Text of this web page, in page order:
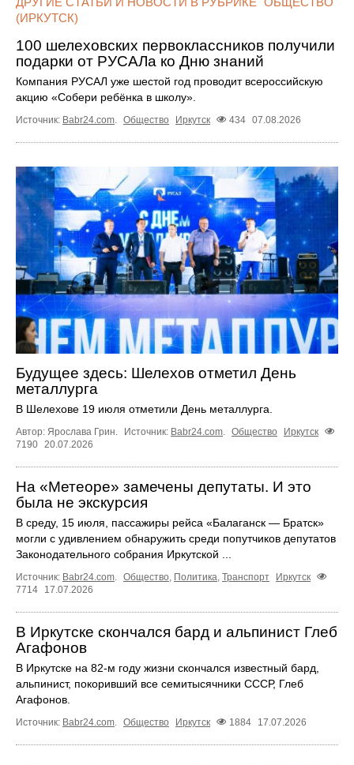
(ИРКУТСК)
100 шелеховских первоклассников получили
подарки от РУСАЛа ко Дню знаний
Компания РУСАЛ уже шестой год проводит всероссийскую
акцию «Собери ребёнка в школу».
Источник: Babr24.com. Общество Иркутск 434 07.08.2026
Будущее здесь: Шелехов отметил День
металлурга
В Шелехове 19 июля отметили День металлурга.
Автор: Ярослава Грин. Источник: Babr24.com. Общество
Иркутск
7190 20.07.2026
На «Метеоре» замечены депутаты. И это
была не экскурсия
В среду, 15 июля, пассажиры рейса «Балаганск — Братск»
могли с удивлением обнаружить среди попутчиков депутатов
Законодательного собрания Иркутской ...
Источник: Babr24.com. Общество, Политика, Транспорт
Иркутск
7714
17.07.2026
В Иркутске скончался бард и альпинист Глеб
Агафонов
В Иркутске на 82‑м году жизни скончался известный бард,
альпинист, покоривший все семитысячники СССР, Глеб
Агафонов.
Источник: Babr24.com. Общество Иркутск 1884 17.07.2026